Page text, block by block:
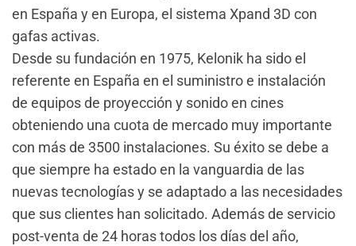
en España y en Europa, el sistema Xpand 3D con
gafas activas.
Desde su fundación en 1975, Kelonik ha sido el
referente en España en el suministro e instalación
de equipos de proyección y sonido en cines
obteniendo una cuota de mercado muy importante
con más de 3500 instalaciones. Su éxito se debe a
que siempre ha estado en la vanguardia de las
nuevas tecnologías y se adaptado a las necesidades
que sus clientes han solicitado. Además de servicio
post-venta de 24 horas todos los días del año,